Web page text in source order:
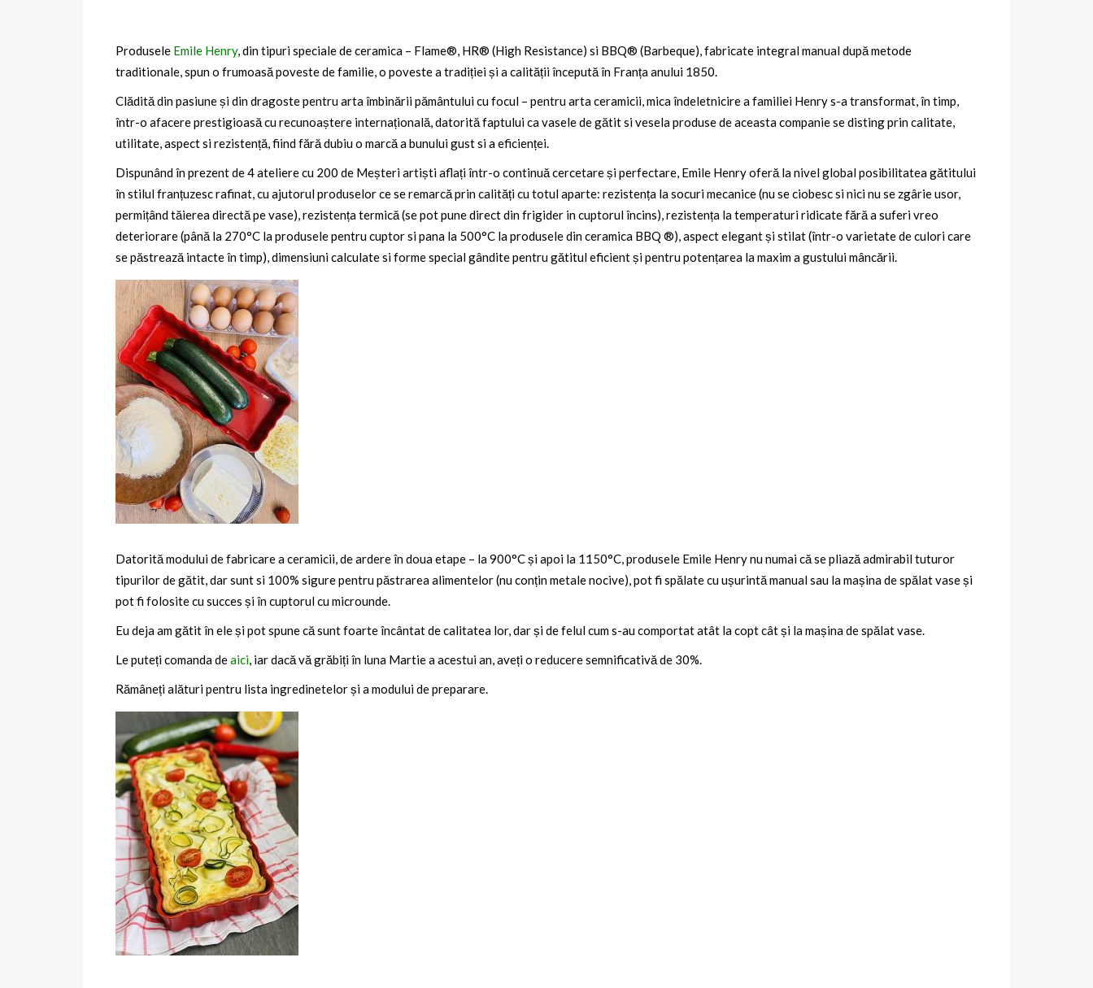
Produsele Emile Henry, din tipuri speciale de ceramica – Flame®, HR® (High Resistance) si BBQ® (Barbeque), fabricate integral manual după metode
traditionale, spun o frumoasă poveste de familie, o poveste a tradiției și a calității începută în Franța anului 1850.
Clădită din pasiune și din dragoste pentru arta îmbinării pământului cu focul – pentru arta ceramicii, mica îndeletnicire a familiei Henry s-a transformat, în timp,
într-o afacere prestigioasă cu recunoaștere internațională, datorită faptului ca vasele de gătit si vesela produse de aceasta companie se disting prin calitate,
utilitate, aspect si rezistență, fiind fără dubiu o marcă a bunului gust si a eficienței.
Dispunând în prezent de 4 ateliere cu 200 de Meșteri artiști aflați într-o continuă cercetare și perfectare, Emile Henry oferă la nivel global posibilitatea gătitului
în stilul franțuzesc rafinat, cu ajutorul produselor ce se remarcă prin calități cu totul aparte: rezistența la socuri mecanice (nu se ciobesc si nici nu se zgârie usor,
permițând tăierea directă pe vase), rezistența termică (se pot pune direct din frigider in cuptorul încins), rezistența la temperaturi ridicate fără a suferi vreo
deteriorare (până la 270°C la produsele pentru cuptor si pana la 500°C la produsele din ceramica BBQ ®), aspect elegant și stilat (într-o varietate de culori care
se păstrează intacte în timp), dimensiuni calculate si forme special gândite pentru gătitul eficient și pentru potențarea la maxim a gustului mâncării.
Datorită modului de fabricare a ceramicii, de ardere în doua etape – la 900°C și apoi la 1150°C, produsele Emile Henry nu numai că se pliază admirabil tuturor
tipurilor de gătit, dar sunt si 100% sigure pentru păstrarea alimentelor (nu conțin metale nocive), pot fi spălate cu ușurintă manual sau la mașina de spălat vase și
pot fi folosite cu succes și în cuptorul cu microunde.
Eu deja am gătit în ele și pot spune că sunt foarte încântat de calitatea lor, dar și de felul cum s-au comportat atât la copt cât și la mașina de spălat vase.
Le puteți comanda deaici, iar dacă vă grăbiți în luna Martie a acestui an, aveți o reducere semnificativă de 30%.
Rămâneți alături pentru lista ingredinetelor și a modului de preparare.